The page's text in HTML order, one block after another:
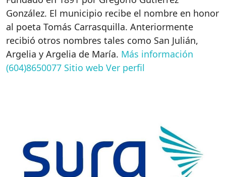
González. El municipio recibe el nombre en honor
al poeta Tomás Carrasquilla. Anteriormente
recibió otros nombres tales como San Julián,
Argelia y Argelia de María. Más información
(604)8650077 Sitio web Ver perfil